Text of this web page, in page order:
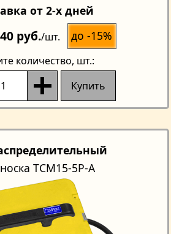
от 2-х дней
руб./шт. до -15%
количество, шт.:
Купить
TCM15-5Р-A